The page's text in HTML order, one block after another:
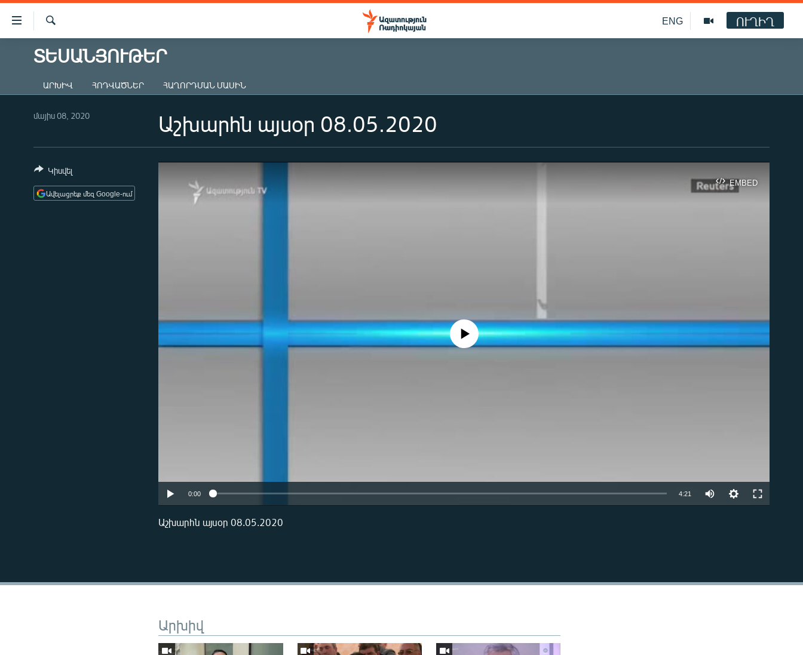
Մատչելիության
հղումներ
հիմնական
մենյուին
ԱԶԱՏՈՒԹՅՈՒՆ TV
ՔԱՂԱՔԱԿԱՆ
ԸՆՏՐՈՒԹՅՈՒՆՆԵՐ 2026
ՏՆՏԵՍՈՒԹՅՈՒՆ
ՂԱՐԱԲԱՂ
ENG ՈՒՂԻՂ
ՏԵՍԱՆՅՈՒԹԵՐ
ԱՐԽԻՎ ՀՈԴՎԱԾՆԵՐ ՀԱՂՈՐԴՄԱՆ ՄԱՍԻՆ
Աշխարհն այսօր 08.05.2020
մայիս 08, 2020
EMBED
No media source currently available
0:00 4:21
Աշխարհն այսօր 08.05.2020
Կիսվել
Ավելացրեք մեզ Google-ում
Արխիվ